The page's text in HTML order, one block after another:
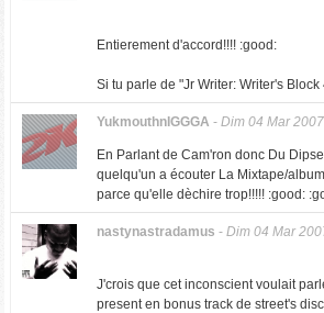
Entierement d'accord!!!! :good:
Si tu parle de "Jr Writer: Writer's Block
YukmouthnIGGGA - Dim 04 Mar 2007
En Parlant de Cam'ron donc Du
quelqu'un a écouter La Mixtape/
parce qu'elle dèchire trop!!!!! :good:
nastynastradamus - Dim 04 Mar
J'crois que cet inconscient voulait
present en bonus track de street's